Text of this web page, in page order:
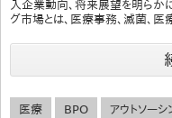
入企業動向、将来展望を明らか
グ市場とは、医療事務、滅菌、
医療 BPO アウトソーシ